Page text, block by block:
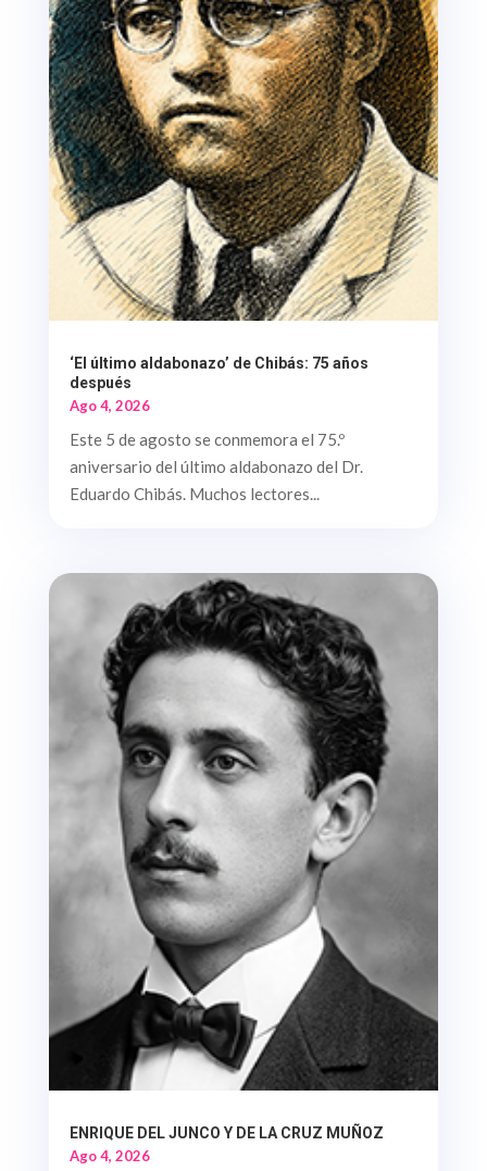
‘El último aldabonazo’ de Chibás: 75 años
después
Ago 4, 2026
Este 5 de agosto se conmemora el 75.º
aniversario del último aldabonazo del Dr.
Eduardo Chibás. Muchos lectores...
ENRIQUE DEL JUNCO Y DE LA CRUZ MUÑOZ
Ago 4, 2026